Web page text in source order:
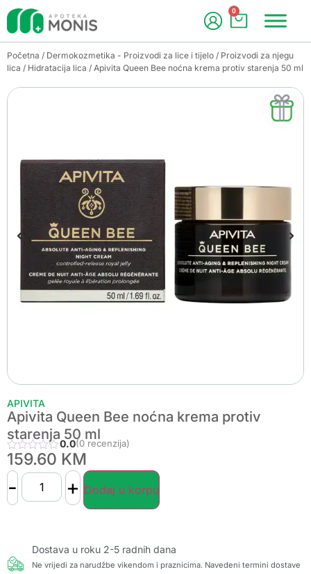
0
Početna / Dermokozmetika - Proizvodi za lice i tijelo / Proizvodi za njegu
lica / Hidratacija lica / Apivita Queen Bee noćna krema protiv starenja 50 ml
APIVITA
Apivita Queen Bee noćna krema protiv
starenja 50 ml
0.0(0 recenzija)
159.60 KM
- + Dodaj u korpu
Dostava u roku 2-5 radnih dana
Ne vrijedi za narudžbe vikendom i praznicima. Navedeni termini dostave